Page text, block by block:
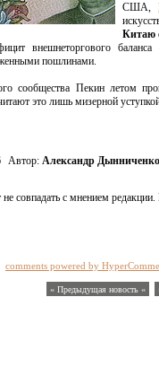
США,
Китаю
внешнеторгового
пошлинами.
сообщества Пекин летом
это лишь мизерной
Автор: Александр Дынниченко
совпадать с мнением
comments powered by
« Предыдущая новость «